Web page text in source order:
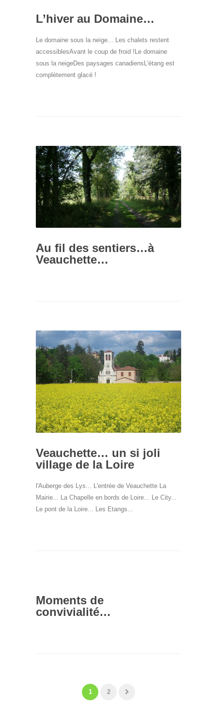
L’hiver au Domaine…
Le domaine sous la neige... Les chalets restent
accessiblesAvant le coup de froid !Le domaine
sous la neigeDes paysages canadiensL'étang est
complètement glacé !
Au fil des sentiers…à
Veauchette…
Veauchette… un si joli
village de la Loire
l'Auberge des Lys... L'entrée de Veauchette La
Mairie... La Chapelle en bords de Loire... Le City...
Le pont de la Loire... Les Etangs...
Moments de
convivialité…
1 2